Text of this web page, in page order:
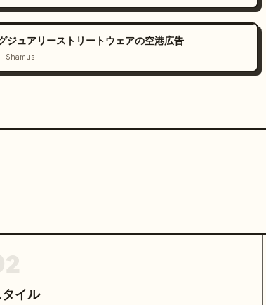
ジュアリーストリートウェアの空港広告
Shamus
タイル